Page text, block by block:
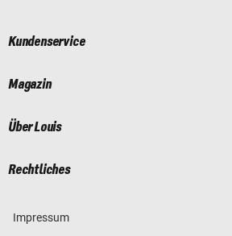
Kundenservice
Magazin
Über Louis
Rechtliches
Impressum